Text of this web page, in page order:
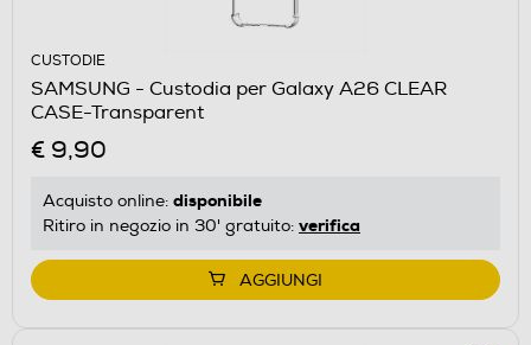
CUSTODIE
SAMSUNG - Custodia per Galaxy A26 CLEAR
CASE-Transparent
€ 9,90
Acquisto online: disponibile
Ritiro in negozio in 30' gratuito: verifica
AGGIUNGI